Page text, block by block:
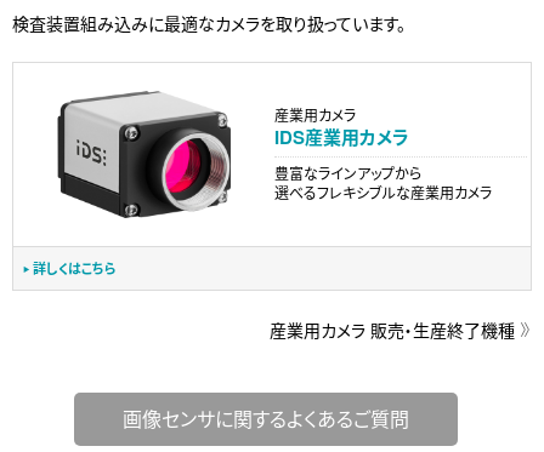
検査装置組み込みに最適なカメラを取り扱っています。
産業用カメラ
IDS産業用カメラ
豊富なラインアップから
選べるフレキシブルな産業用カメラ
詳しくはこちら
産業用カメラ 販売・生産終了機種
画像センサに関するよくあるご質問